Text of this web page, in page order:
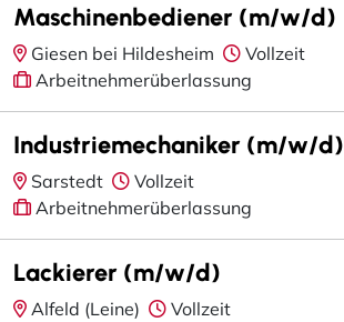
Maschinenbediener (m/w/d)
Giesen bei Hildesheim
Vollzeit
Arbeitnehmerüberlassung
Industriemechaniker (m/w/d)
Sarstedt
Vollzeit
Arbeitnehmerüberlassung
Lackierer (m/w/d)
Alfeld (Leine)
Vollzeit